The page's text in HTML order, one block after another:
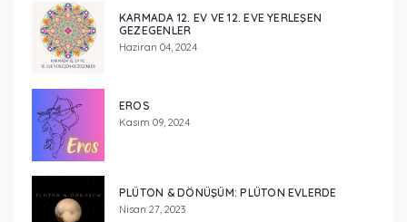
KARMADA 12. EV VE 12. EVE YERLEŞEN
GEZEGENLER
Haziran 04, 2024
EROS
Kasım 09, 2024
PLÜTON & DÖNÜŞÜM: PLÜTON EVLERDE
Nisan 27, 2023